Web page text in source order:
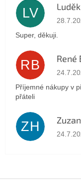
LV
Super, děkuji.
RB René
Příjemné nákupy v
přáteli
ZH